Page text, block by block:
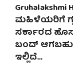
Gruhalakshmi
ಮಹಿಳೆಯರಿಗೆ
ಸರ್ಕಾರದ
ಬಂದ್
ಇಲ್ಲಿದೆ…